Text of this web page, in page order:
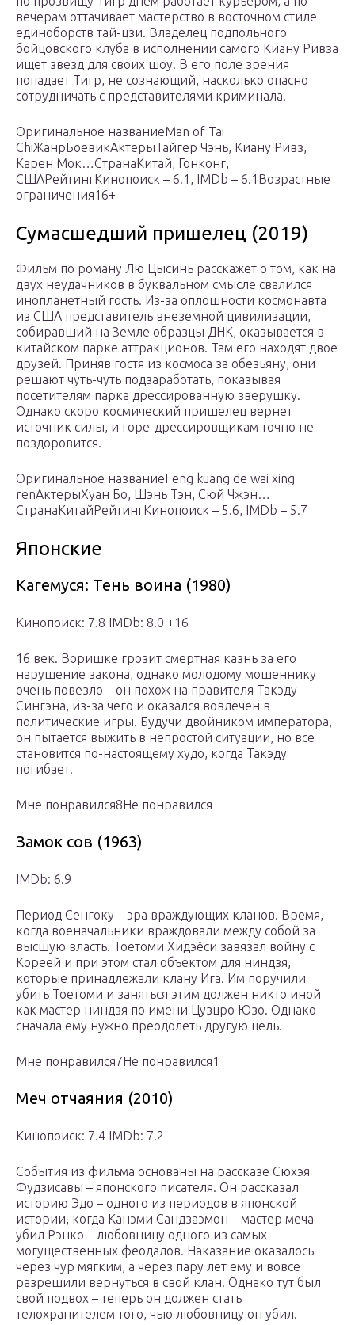
вечерам оттачивает мастерство в восточном стиле
единоборств тай-цзи. Владелец подпольного
бойцовского клуба в исполнении самого Киану Ривза
ищет звезд для своих шоу. В его поле зрения
попадает Тигр, не сознающий, насколько опасно
сотрудничать с представителями криминала.
Оригинальное названиеMan of Tai
ChiЖанрБоевикАктерыТайгер Чэнь, Киану Ривз,
Карен Мок…СтранаКитай, Гонконг,
СШАРейтингКинопоиск – 6.1, IMDb – 6.1Возрастные
ограничения16+
Сумасшедший пришелец (2019)
Фильм по роману Лю Цысинь расскажет о том, как на
двух неудачников в буквальном смысле свалился
инопланетный гость. Из-за оплошности космонавта
из США представитель внеземной цивилизации,
собиравший на Земле образцы ДНК, оказывается в
китайском парке аттракционов. Там его находят двое
друзей. Приняв гостя из космоса за обезьяну, они
решают чуть-чуть подзаработать, показывая
посетителям парка дрессированную зверушку.
Однако скоро космический пришелец вернет
источник силы, и горе-дрессировщикам точно не
поздоровится.
Оригинальное названиеFeng kuang de wai xing
renАктерыХуан Бо, Шэнь Тэн, Сюй Чжэн…
СтранаКитайРейтингКинопоиск – 5.6, IMDb – 5.7
Японские
Кагемуся: Тень воина (1980)
Кинопоиск: 7.8 IMDb: 8.0 +16
16 век. Воришке грозит смертная казнь за его
нарушение закона, однако молодому мошеннику
очень повезло – он похож на правителя Такэду
Сингэна, из-за чего и оказался вовлечен в
политические игры. Будучи двойником императора,
он пытается выжить в непростой ситуации, но все
становится по-настоящему худо, когда Такэду
погибает.
Мне понравился8Не понравился
Замок сов (1963)
IMDb: 6.9
Период Сенгоку – эра враждующих кланов. Время,
когда военачальники враждовали между собой за
высшую власть. Тоетоми Хидэёси завязал войну с
Кореей и при этом стал объектом для ниндзя,
которые принадлежали клану Ига. Им поручили
убить Тоетоми и заняться этим должен никто иной
как мастер ниндзя по имени Цузцро Юзо. Однако
сначала ему нужно преодолеть другую цель.
Мне понравился7Не понравился1
Меч отчаяния (2010)
Кинопоиск: 7.4 IMDb: 7.2
События из фильма основаны на рассказе Сюхэя
Фудзисавы – японского писателя. Он рассказал
историю Эдо – одного из периодов в японской
истории, когда Канэми Сандзаэмон – мастер меча –
убил Рэнко – любовницу одного из самых
могущественных феодалов. Наказание оказалось
через чур мягким, а через пару лет ему и вовсе
разрешили вернуться в свой клан. Однако тут был
свой подвох – теперь он должен стать
телохранителем того, чью любовницу он убил.